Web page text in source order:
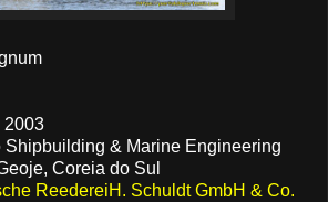
2003
Shipbuilding & Marine Engineering
Coreia do Sul
ReedereiH. Schuldt GmbH & Co.